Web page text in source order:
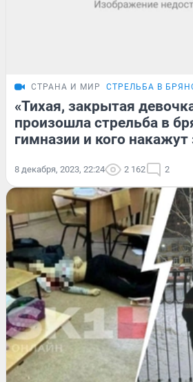
СТРАНА И МИР СТРЕЛЬБА В
«Тихая, закрытая
произошла стрельба в
гимназии и кого накажут
8 декабря, 2023, 22:24 2 162 2